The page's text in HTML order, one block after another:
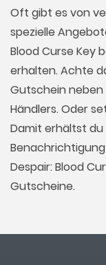
Oft gibt es von
spezielle
Blood Curse Key
erhalten. Achte
Gutschein
Händlers. Oder
Damit erhältst
Despair: Blood
Gutscheine.